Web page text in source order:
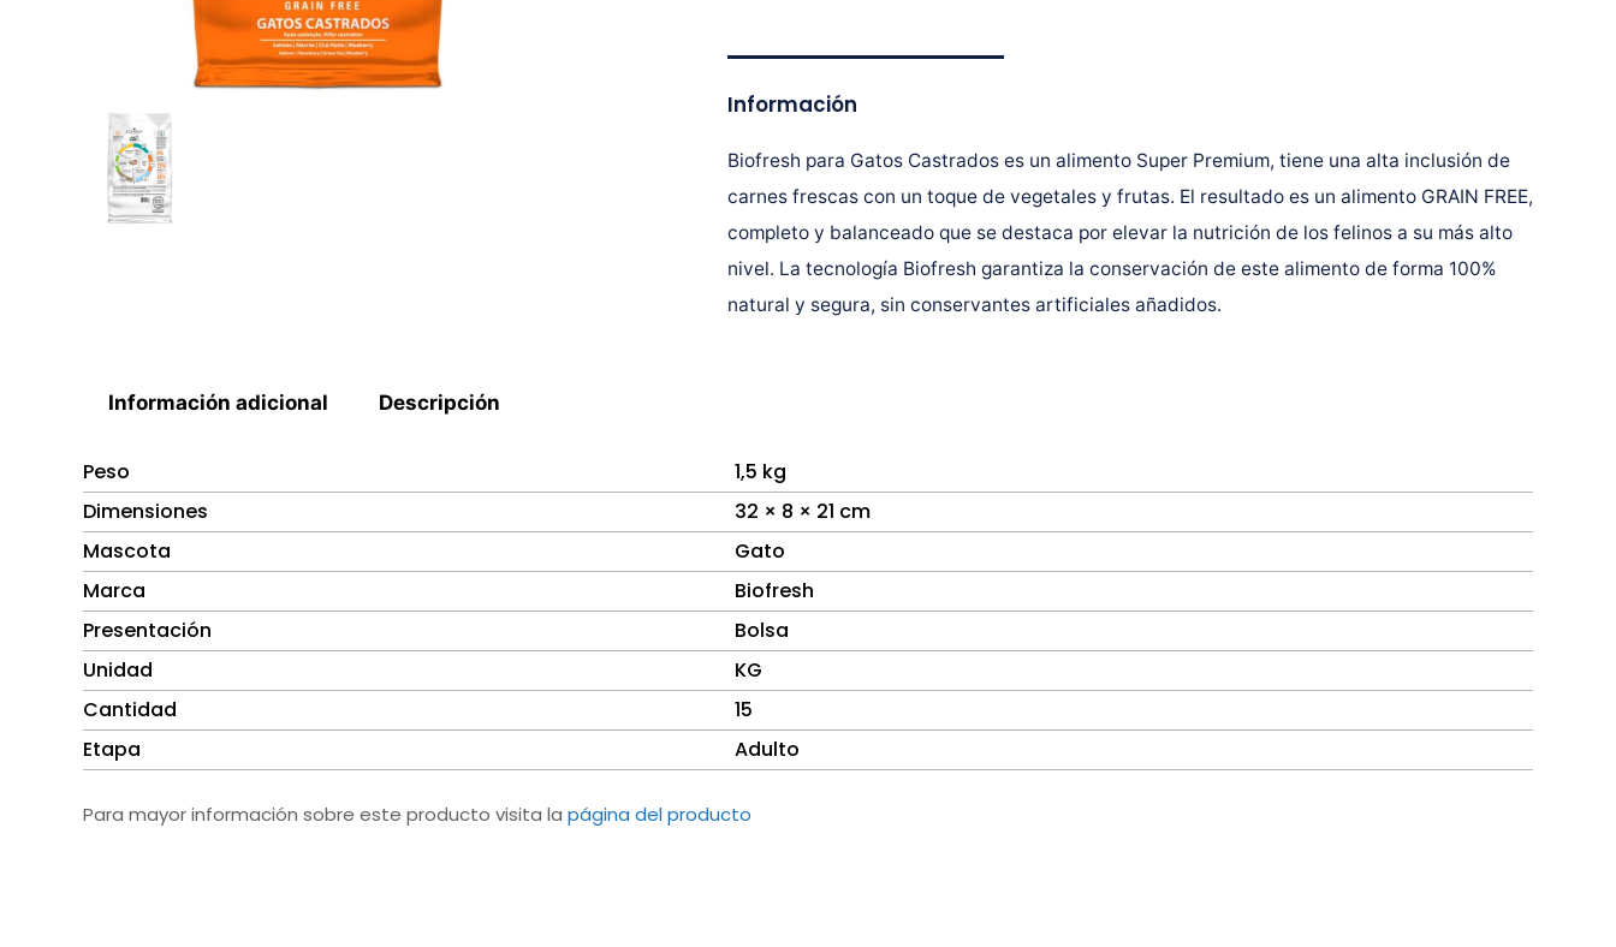
Información
Biofresh para Gatos Castrados es un alimento Super Premium, tiene una alta inclusión de
carnes frescas con un toque de vegetales y frutas. El resultado es un alimento GRAIN FREE,
completo y balanceado que se destaca por elevar la nutrición de los felinos a su más alto
nivel. La tecnología Biofresh garantiza la conservación de este alimento de forma 100%
natural y segura, sin conservantes artificiales añadidos.
Información adicional Descripción
Peso
1,5 kg
Dimensiones
32 × 8 × 21 cm
Mascota
Gato
Marca
Biofresh
Presentación
Bolsa
Unidad
KG
Cantidad
15
Etapa
Adulto
Para mayor información sobre este producto visita la página del producto